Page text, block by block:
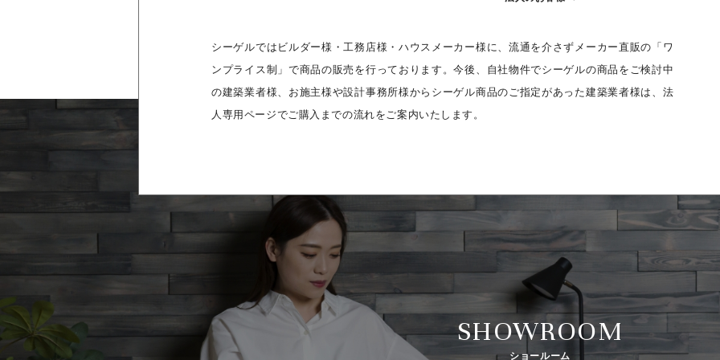
シーゲルではビルダー様・工務店様・ハウスメーカー様に、流通を介さずメーカー直販の「ワ
ンプライス制」で商品の販売を行っております。今後、自社物件でシーゲルの商品をご検討中
の建築業者様、お施主様や設計事務所様からシーゲル商品のご指定があった建築業者様は、法
人専用ページでご購入までの流れをご案内いたします。
SHOWROOM
ショールーム